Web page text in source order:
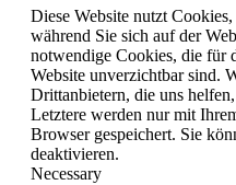
Diese Website nutzt
während Sie sich auf der
notwendige Cookies, die für
Website unverzichtbar sind.
Drittanbietern, die uns
Letztere werden nur mit
Browser gespeichert. Sie
deaktivieren.
Necessary